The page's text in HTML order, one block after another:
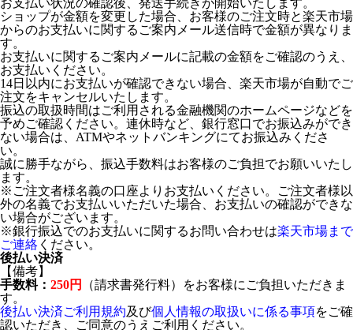
お支払い状況の確認後、発送手続きが開始いたします。
ショップが金額を変更した場合、お客様のご注文時と楽天市場
からのお支払いに関するご案内メール送信時で金額が異なりま
す。
お支払いに関するご案内メールに記載の金額をご確認のうえ、
お支払いください。
14日以内にお支払いが確認できない場合、楽天市場が自動でご
注文をキャンセルいたします。
振込の取扱時間はご利用される金融機関のホームページなどを
予めご確認ください。連休時など、銀行窓口でお振込みができ
ない場合は、ATMやネットバンキングにてお振込みくださ
い。
誠に勝手ながら、振込手数料はお客様のご負担でお願いいたし
ます。
※ご注文者様名義の口座よりお支払いください。ご注文者様以
外の名義でお支払いいただいた場合、お支払いの確認ができな
い場合がございます。
※銀行振込でのお支払いに関するお問い合わせは楽天市場まで
ご連絡 ください。
後払い決済
【備考】
手数料： 250円
（請求書発行料）をお客様にご負担いただきま
す。
後払い決済ご利用規約及び個人情報の取扱いに係る事項をご確
認いただき、ご同意のうえご利用ください。